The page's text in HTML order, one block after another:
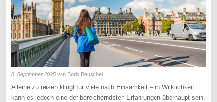
8. September 2025 von Boris Beuschel
Alleine zu reisen klingt für viele nach Einsamkeit – in Wirklichkeit
kann es jedoch eine der bereicherndsten Erfahrungen überhaupt sein.